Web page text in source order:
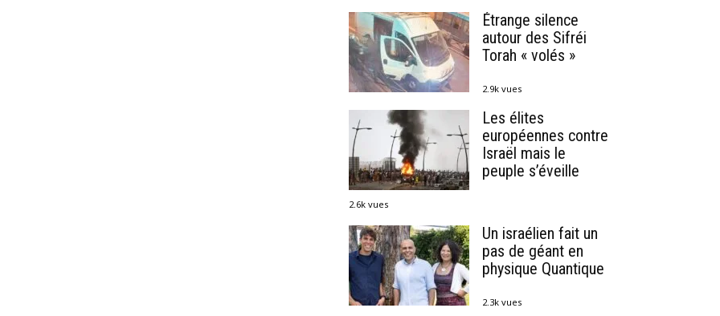
Étrange silence
autour des Sifréi
Torah « volés »
2.9k vues
Les élites
européennes contre
Israël mais le
peuple s’éveille
2.6k vues
Un israélien fait un
pas de géant en
physique Quantique
2.3k vues